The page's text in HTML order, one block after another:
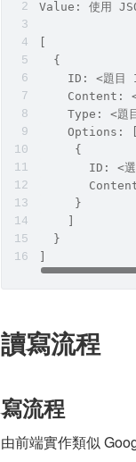
Value: 使用
  {
ID: <題目
Content: <
Type: <題
    Options: [
     {
ID: <
     }
  }
讀寫流程
寫流程
由前端實作類似